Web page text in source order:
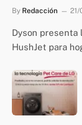
By Redacción 21/
Dyson presenta
HushJet para